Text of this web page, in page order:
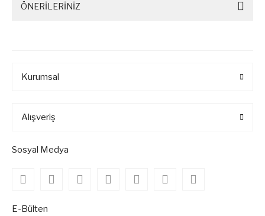
ÖNERİLERİNİZ
Kurumsal
Alışveriş
Sosyal Medya
E-Bülten